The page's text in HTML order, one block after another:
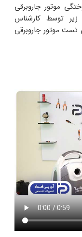
موتور جاروبرقی
توسط کارشناس
موتور جاروبرقی